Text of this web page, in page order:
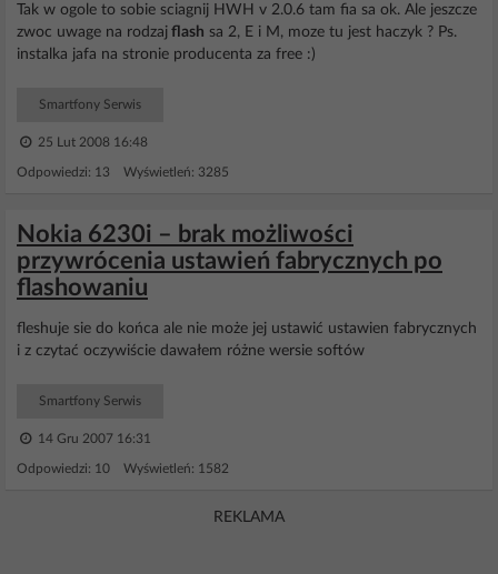
Tak w ogole to sobie sciagnij HWH v 2.0.6 tam fia sa ok. Ale jeszcze
zwoc uwage na rodzaj flash sa 2, E i M, moze tu jest haczyk ? Ps.
instalka jafa na stronie producenta za free :)
Smartfony Serwis
25 Lut 2008 16:48
Odpowiedzi: 13 Wyświetleń: 3285
Nokia 6230i – brak możliwości
przywrócenia ustawień fabrycznych po
flashowaniu
fleshuje sie do końca ale nie może jej ustawić ustawien fabrycznych
i z czytać oczywiście dawałem różne wersie softów
Smartfony Serwis
14 Gru 2007 16:31
Odpowiedzi: 10 Wyświetleń: 1582
REKLAMA